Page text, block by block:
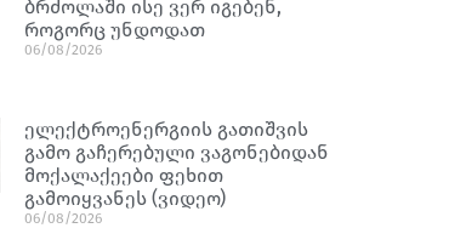
ბრძოლაში ისე ვერ იგებენ,
როგორც უნდოდათ
06/08/2026
ელექტროენერგიის გათიშვის
გამო გაჩერებული ვაგონებიდან
მოქალაქეები ფეხით
გამოიყვანეს (ვიდეო)
06/08/2026